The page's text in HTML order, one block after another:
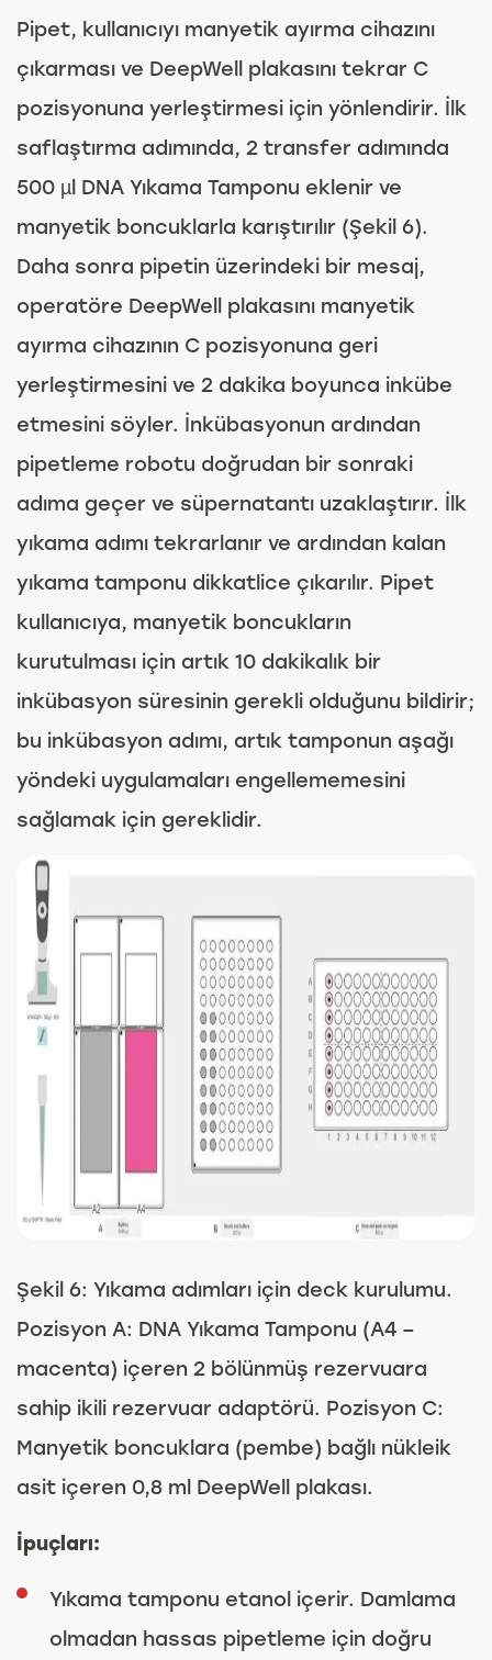
Pipet, kullanıcıyı manyetik ayırma cihazını
çıkarması ve DeepWell plakasını tekrar C
pozisyonuna yerleştirmesi için yönlendirir. İlk
saflaştırma adımında, 2 transfer adımında
500 µl DNA Yıkama Tamponu eklenir ve
manyetik boncuklarla karıştırılır (Şekil 6).
Daha sonra pipetin üzerindeki bir mesaj,
operatöre DeepWell plakasını manyetik
ayırma cihazının C pozisyonuna geri
yerleştirmesini ve 2 dakika boyunca inkübe
etmesini söyler. İnkübasyonun ardından
pipetleme robotu doğrudan bir sonraki
adıma geçer ve süpernatantı uzaklaştırır. İlk
yıkama adımı tekrarlanır ve ardından kalan
yıkama tamponu dikkatlice çıkarılır. Pipet
kullanıcıya, manyetik boncukların
kurutulması için artık 10 dakikalık bir
inkübasyon süresinin gerekli olduğunu bildirir;
bu inkübasyon adımı, artık tamponun aşağı
yöndeki uygulamaları engellememesini
sağlamak için gereklidir.
Şekil 6: Yıkama adımları için deck kurulumu.
Pozisyon A: DNA Yıkama Tamponu (A4 –
macenta) içeren 2 bölünmüş rezervuara
sahip ikili rezervuar adaptörü. Pozisyon C:
Manyetik boncuklara (pembe) bağlı nükleik
asit içeren 0,8 ml DeepWell plakası.
İpuçları:
Yıkama tamponu etanol içerir. Damlama
olmadan hassas pipetleme için doğru